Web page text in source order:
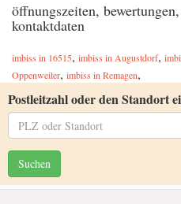
öffnungszeiten,
kontaktdaten
imbiss in 16515, imbiss in Augustdorf,
Oppenweiler, imbiss in Remagen,
Postleitzahl oder den Standort
Suchen